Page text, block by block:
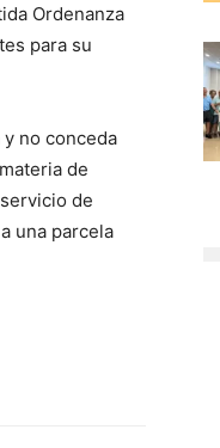
Ordenanza
para su
no conceda
de
de
una parcela